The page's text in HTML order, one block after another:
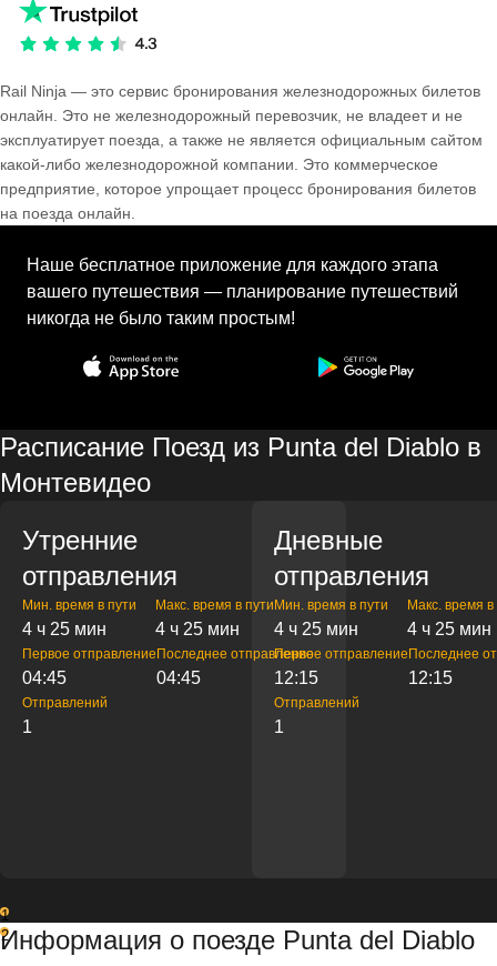
Rail Ninja — это сервис бронирования железнодорожных билетов
онлайн. Это не железнодорожный перевозчик, не владеет и не
эксплуатирует поезда, а также не является официальным сайтом
какой-либо железнодорожной компании. Это коммерческое
предприятие, которое упрощает процесс бронирования билетов
на поезда онлайн.
Наше бесплатное приложение для каждого этапа
вашего путешествия — планирование путешествий
никогда не было таким простым!
Расписание Поезд из Punta del Diablo в
Монтевидео
Утренние
отправления
Мин. время в пути
4 ч 25 мин
Макс. время в пути
4 ч 25 мин
Первое отправление
04:45
Последнее отправление
04:45
Отправлений
1
Дневные
отправления
Мин. время в пути
4 ч 25 мин
Макс. время в
4 ч 25 мин
Первое отправление
12:15
Последнее
12:15
Отправлений
1
1
2
Информация о поезде Punta del Diablo